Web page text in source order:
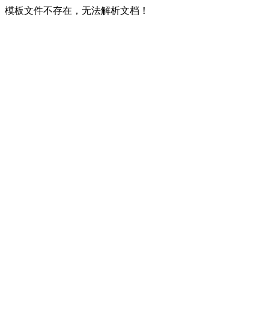
模板文件不存在，无法解析文档！